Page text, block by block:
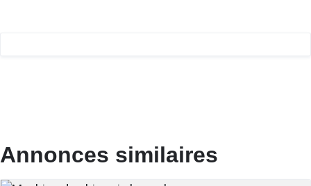
Annonces similaires